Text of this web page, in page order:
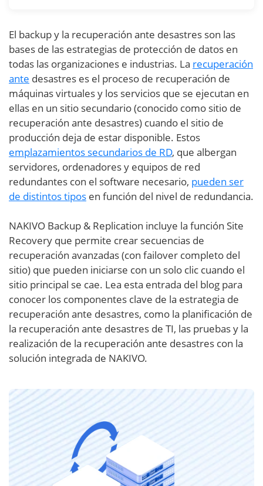
El backup y la recuperación ante desastres son las
bases de las estrategias de protección de datos en
todas las organizaciones e industrias. La recuperación
ante desastres es el proceso de recuperación de
máquinas virtuales y los servicios que se ejecutan en
ellas en un sitio secundario (conocido como sitio de
recuperación ante desastres) cuando el sitio de
producción deja de estar disponible. Estos
emplazamientos secundarios de RD, que albergan
servidores, ordenadores y equipos de red
redundantes con el software necesario, pueden ser
de distintos tipos en función del nivel de redundancia.
NAKIVO Backup & Replication incluye la función Site
Recovery que permite crear secuencias de
recuperación avanzadas (con failover completo del
sitio) que pueden iniciarse con un solo clic cuando el
sitio principal se cae. Lea esta entrada del blog para
conocer los componentes clave de la estrategia de
recuperación ante desastres, como la planificación de
la recuperación ante desastres de TI, las pruebas y la
realización de la recuperación ante desastres con la
solución integrada de NAKIVO.